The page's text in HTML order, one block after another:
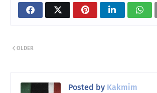
OLDER
Posted by Kakmim